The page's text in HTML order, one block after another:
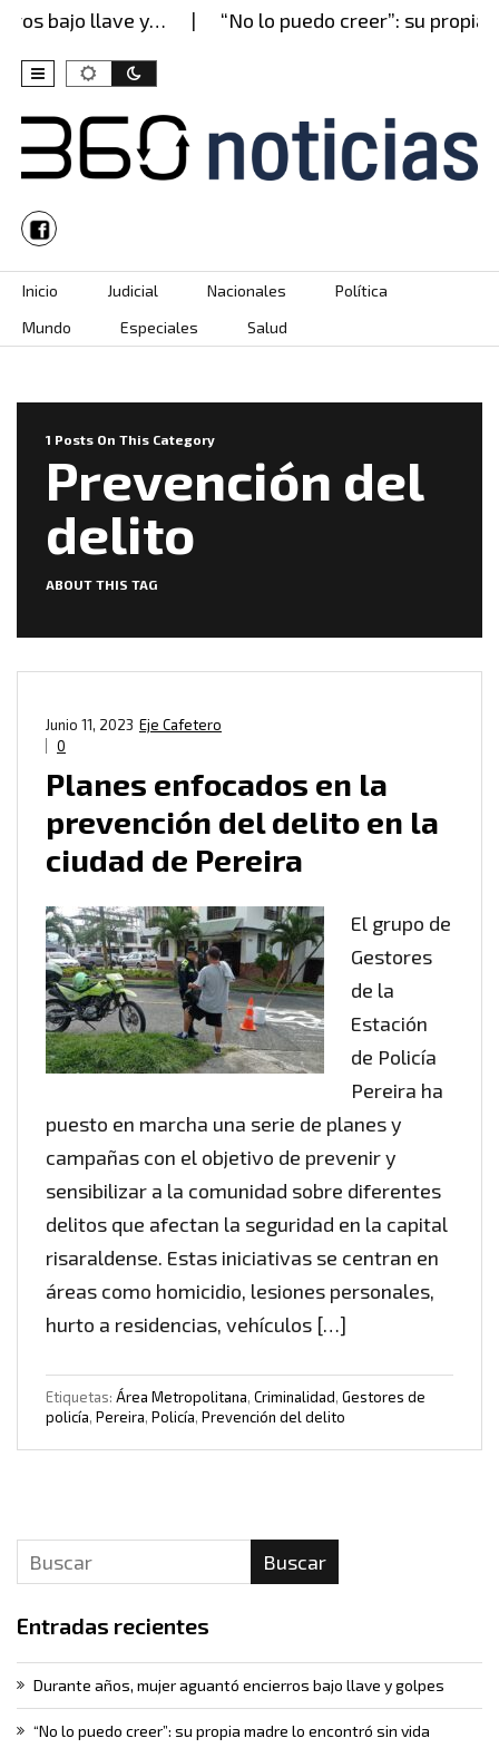
bajo llave y… “No lo puedo creer”: su propia
Skip to content
Inicio Judicial Nacionales
Política
Mundo
Especiales Salud
1 Posts On This Category
Prevención del
delito
ABOUT THIS TAG
Eje Cafetero
Junio 11, 2023
0
Planes enfocados en la
prevención del delito en la
ciudad de Pereira
El grupo de
Gestores
de la
Estación
de Policía
Pereira ha
puesto en marcha una serie de planes y
campañas con el objetivo de prevenir y
sensibilizar a la comunidad sobre diferentes
delitos que afectan la seguridad en la capital
risaraldense. Estas iniciativas se centran en
áreas como homicidio, lesiones personales,
hurto a residencias, vehículos […]
Etiquetas: Área Metropolitana, Criminalidad, Gestores de
policía, Pereira, Policía, Prevención del delito
Buscar
Entradas recientes
Durante años, mujer aguantó encierros bajo llave y golpes
“No lo puedo creer”: su propia madre lo encontró sin vida